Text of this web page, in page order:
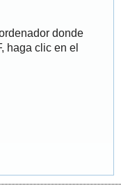
donde
haga clic en el